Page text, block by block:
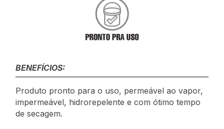
BENEFÍCIOS:
Produto pronto para o uso, permeável ao vapor,
impermeável, hidrorepelente e com ótimo tempo
de secagem.